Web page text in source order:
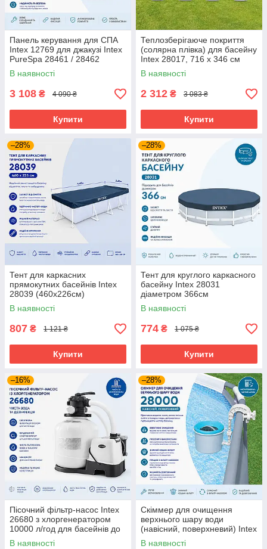
Панель керування для СПА
Intex 12769 для джакузі Intex
PureSpa 28461 / 28462
В наявності
3 108 ₴ 4 090 ₴
Купити
Теплозберігаюче покриття
(солярна плівка) для басейну
Intex 28017, 716 х 346 см
(для басейнів 732 х 366 см)
В наявності
2 312 ₴ 3 083 ₴
Купити
–28%
Тент для каркасних
прямокутних басейнів Intex
28039 (460x226см)
В наявності
807 ₴ 1 121 ₴
Купити
–28%
Тент для круглого каркасного
басейну Intex 28031
діаметром 366см
В наявності
774 ₴ 1 075 ₴
Купити
–16%
Пісочний фільтр-насос Intex
26680 з хлоргенератором
10000 л/год для басейнів до
60000 л
В наявності
–28%
Скіммер для очищення
верхнього шару води
(навісний, поверхневий) Intex
28000
В наявності